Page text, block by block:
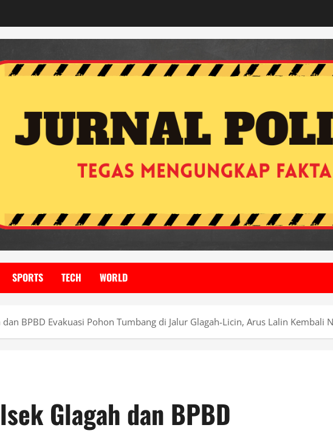
SPORTS TECH WORLD
dan BPBD Evakuasi Pohon Tumbang di Jalur Glagah-Licin, Arus Lalin Kembali
Glagah dan BPBD